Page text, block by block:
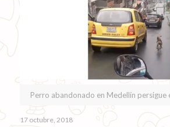
Perro abandonado en Medellín persigue
17 octubre, 2018